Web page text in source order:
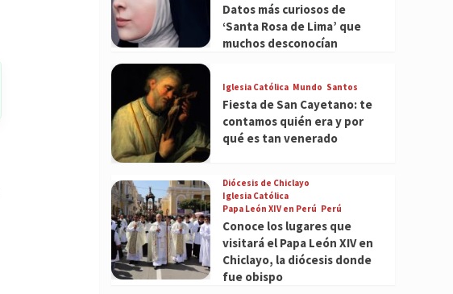
Datos más curiosos de
‘Santa Rosa de Lima’ que
muchos desconocían
Iglesia Católica Mundo Santos
Fiesta de San Cayetano: te
contamos quién era y por
qué es tan venerado
Diócesis de Chiclayo
Iglesia Católica
Papa León XIV en Perú Perú
Conoce los lugares que
visitará el Papa León XIV en
Chiclayo, la diócesis donde
fue obispo